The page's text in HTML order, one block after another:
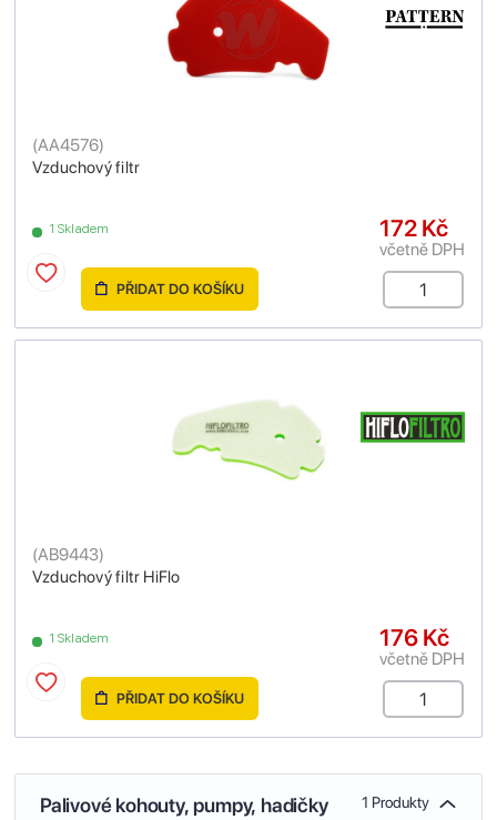
Vzduchový filtr
(AA4576)
1 Skladem 172 Kč
včetně DPH
PŘIDAT DO KOŠÍKU
Vzduchový filtr HiFlo
(AB9443)
1 Skladem 176 Kč
včetně DPH
PŘIDAT DO KOŠÍKU
Palivové kohouty, pumpy, hadičky 1 Produkty